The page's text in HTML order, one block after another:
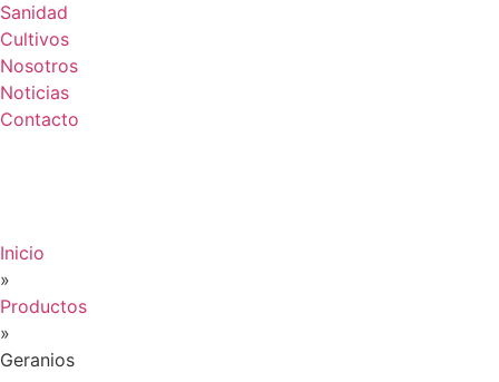
Sanidad
Cultivos
Nosotros
Noticias
Contacto
Inicio
»
Productos
»
Geranios